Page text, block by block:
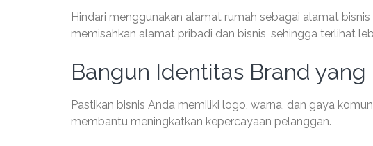
Hindari menggunakan alamat rumah sebagai alamat
memisahkan alamat pribadi dan bisnis, sehingga terlihat
Bangun Identitas Brand yang
Pastikan bisnis Anda memiliki logo, warna, dan gaya
membantu meningkatkan kepercayaan pelanggan.